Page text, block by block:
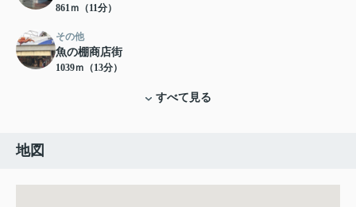
861ｍ（11分）
その他
魚の棚商店街
1039ｍ（13分）
すべて見る
地図